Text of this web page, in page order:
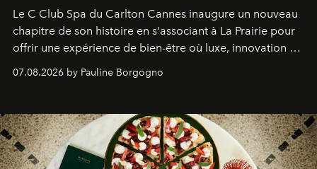
Le C Club Spa du Carlton Cannes inaugure un nouveau
chapitre de son histoire en s'associant à La Prairie pour
offrir une expérience de bien-être où luxe, innovation et
07.08.2026 by Pauline Borgogno